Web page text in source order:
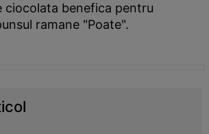
ciocolata benefica pentru
ramane "Poate".